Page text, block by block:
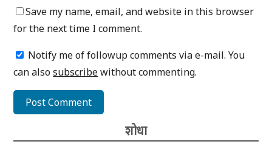
Save my name, email, and website in this browser
for the next time I comment.
Notify me of followup comments via e-mail. You
can alsosubscribewithout commenting.
शोधा